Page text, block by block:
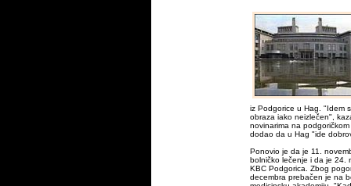
iz Podgorice u Hag. "Idem
obraza iako neizlečen",
novinarima na
dodao da u Hag "ide
Ponovio je da je 11.
bolničko lečenje i da je 24.
KBC Podgorica. Zbog
decembra prebačen je na